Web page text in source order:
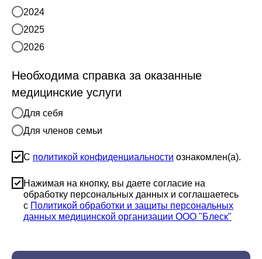
2024
2025
2026
Необходима справка за оказанные
медицинские услуги
Для себя
Для членов семьи
С политикой конфиденциальности ознакомлен(а).
Нажимая на кнопку, вы даете согласие на
обработку персональных данных и соглашаетесь
c Политикой обработки и защиты персональных
данных медицинской организации ООО "Блеск"